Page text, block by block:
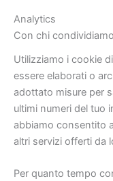
Analytics
Con chi
Utilizziamo i cookie
essere elaborati o
adottato misure per
ultimi numeri del tuo
abbiamo consentito
altri servizi offerti da
Per quanto tempo